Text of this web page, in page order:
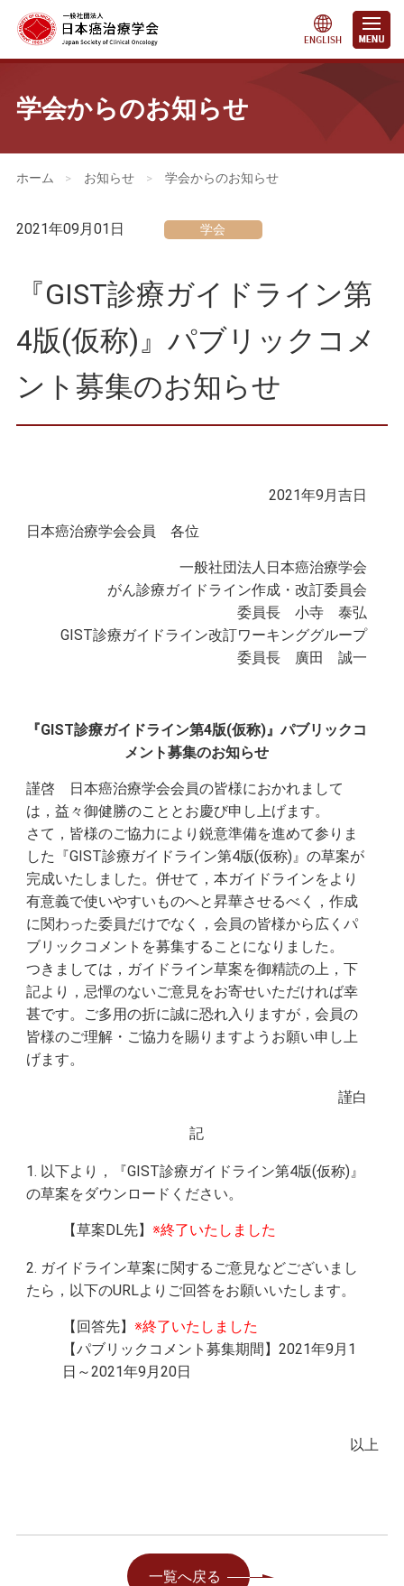
学会からのお知らせ
会員・医療関係の皆さまへ
> お知らせ > 学会からのお知らせ
2021年09月01日 学会
『GIST診療ガイドライン第
4版(仮称)』パブリックコメ
ント募集のお知らせ
2021年9月吉日
日本癌治療学会会員 各位
一般社団法人日本癌治療学会
がん診療ガイドライン作成・改訂委員会
委員長 小寺 泰弘
GIST診療ガイドライン改訂ワーキンググループ
委員長 廣田 誠一
『GIST診療ガイドライン第4版(仮称)』パブリックコ
メント募集のお知らせ
謹啓 日本癌治療学会会員の皆様におかれまして
は，益々御健勝のこととお慶び申し上げます。
さて，皆様のご協力により鋭意準備を進めて参りま
した『GIST診療ガイドライン第4版(仮称)』の草案が
完成いたしました。併せて，本ガイドラインをより
有意義で使いやすいものへと昇華させるべく，作成
に関わった委員だけでなく，会員の皆様から広くパ
ブリックコメントを募集することになりました。
つきましては，ガイドライン草案を御精読の上，下
記より，忌憚のないご意見をお寄せいただければ幸
甚です。ご多用の折に誠に恐れ入りますが，会員の
皆様のご理解・ご協力を賜りますようお願い申し上
げます。
謹白
記
1. 以下より，『GIST診療ガイドライン第4版(仮称)』
の草案をダウンロードください。
【草案DL先】 ※終了いたしました
2. ガイドライン草案に関するご意見などございまし
たら，以下のURLよりご回答をお願いいたします。
【回答先】 ※終了いたしました
【パブリックコメント募集期間】2021年9月1
日～2021年9月20日
以上
一覧へ戻る